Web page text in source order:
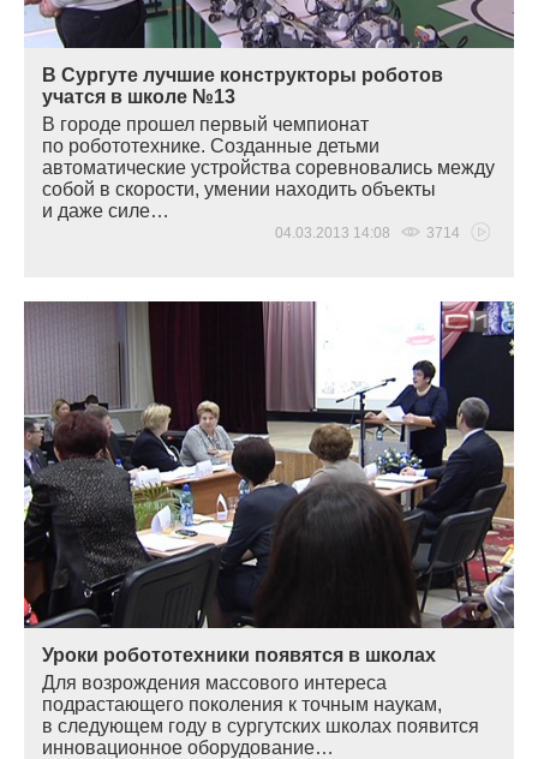
В Сургуте лучшие конструкторы роботов
учатся в школе №13
В городе прошел первый чемпионат
по робототехнике. Созданные детьми
автоматические устройства соревновались между
собой в скорости, умении находить объекты
и даже силе…
04.03.2013 14:08 3714
Уроки робототехники появятся в школах
Для возрождения массового интереса
подрастающего поколения к точным наукам,
в следующем году в сургутских школах появится
инновационное оборудование…